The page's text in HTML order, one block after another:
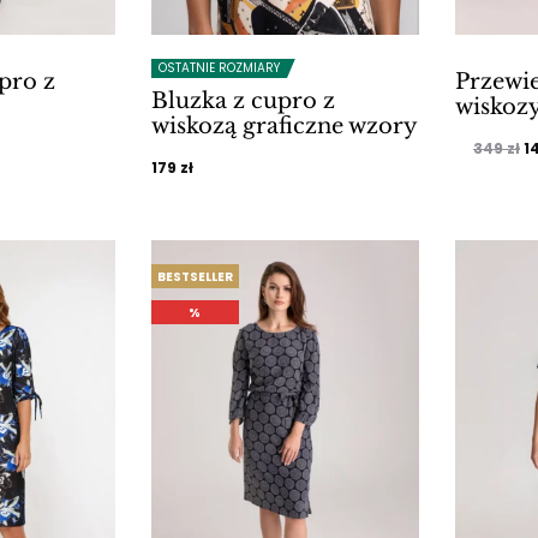
z
OSTATNIE ROZMIARY
Bluzka z cupro z
wiskozą graficzne wzory
179 zł
349zł
BESTSELLER
%